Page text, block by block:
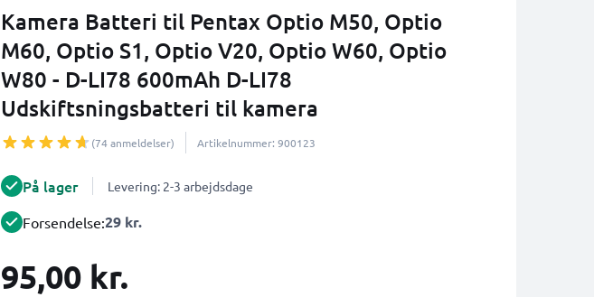
Kamera Batteri til Pentax Optio M50, Optio
M60, Optio S1, Optio V20, Optio W60, Optio
W80 - D-LI78 600mAh D-LI78
Udskiftsningsbatteri til kamera
(74 anmeldelser) Artikelnummer: 900123
På lager Levering: 2-3 arbejdsdage
Forsendelse:29 kr.
95,00 kr.